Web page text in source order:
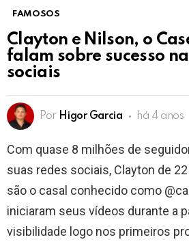
FAMOSOS
Clayton e Nilson, o
falam sobre sucesso
sociais
Por Higor Garcia há 4 anos
Com quase 8 milhões de
suas redes sociais, Clayton de
são o casal conhecido como
iniciaram seus vídeos durante a
visibilidade logo nos primeiros